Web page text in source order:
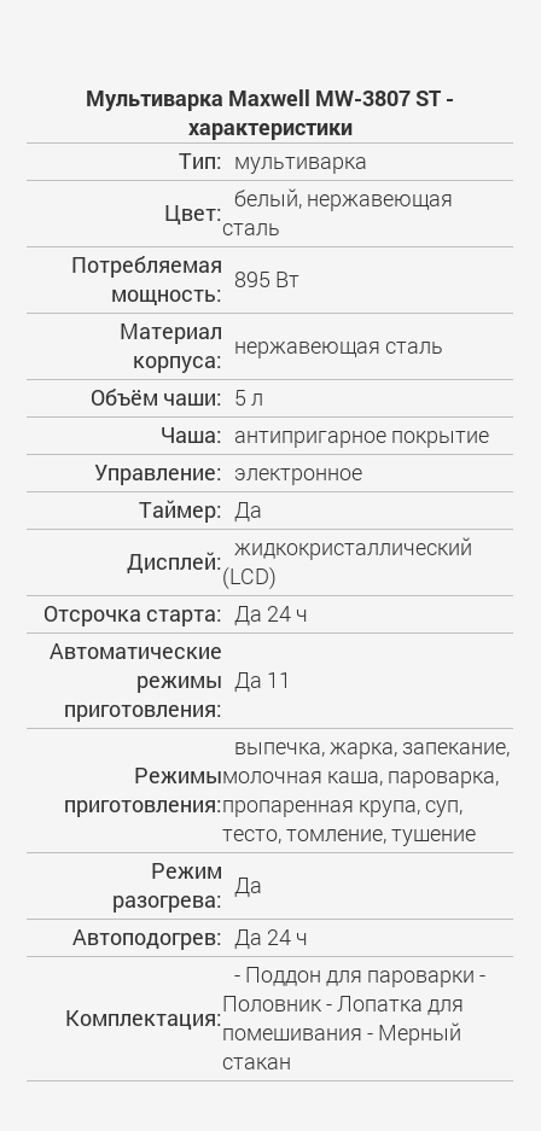
Мультиварка Maxwell MW-3807 ST -
характеристики
Тип: мультиварка
Цвет:
белый, нержавеющая
сталь
Потребляемая
мощность:
895 Вт
Материал
корпуса:
нержавеющая сталь
Объём чаши: 5 л
Чаша: антипригарное покрытие
Управление: электронное
Таймер: Да
Дисплей:
жидкокристаллический
(LCD)
Отсрочка старта: Да 24 ч
Автоматические
режимы
приготовления:
Да 11
Режимы
приготовления:
выпечка, жарка, запекание,
молочная каша, пароварка,
пропаренная крупа, суп,
тесто, томление, тушение
Режим
разогрева:
Да
Автоподогрев: Да 24 ч
Комплектация:
- Поддон для пароварки -
Половник - Лопатка для
помешивания - Мерный
стакан